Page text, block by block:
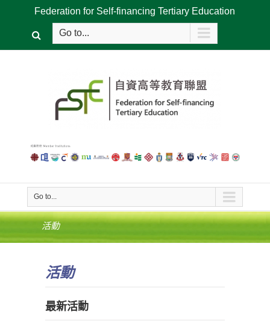
Federation for Self-financing Tertiary Education
Go to...
Go to...
活動
活動
最新活動